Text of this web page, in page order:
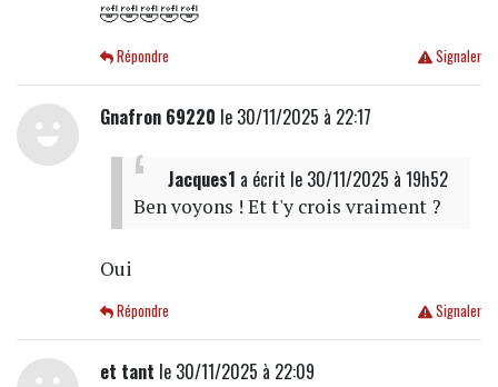
🤣🤣🤣🤣🤣
Signaler
Répondre
Gnafron 69220 le 30/11/2025 à 22:17
Jacques1 a écrit le 30/11/2025 à 19h52
Ben voyons ! Et t'y crois vraiment ?
Oui
Signaler
Répondre
et tant le 30/11/2025 à 22:09